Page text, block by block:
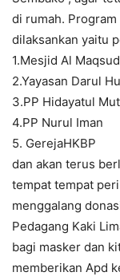
di rumah.
dilaksankan yaitu
1.Mesjid Al
2.Yayasan Darul
3.PP Hidayatul
4.PP Nurul Iman
5. GerejaHKBP
dan akan terus
tempat tempat
menggalang
Pedagang Kaki
bagi masker dan
memberikan Apd